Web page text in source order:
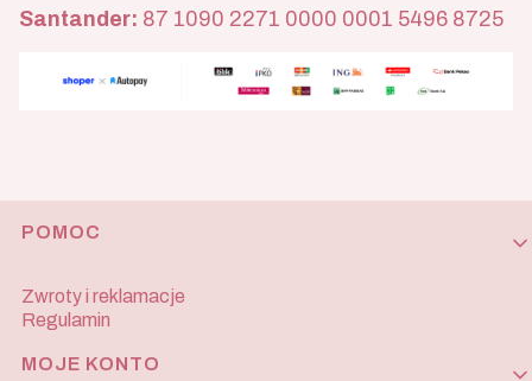
Santander: 87 1090 2271 0000 0001 5496 8725
Linki w stopce
POMOC
Zwroty i reklamacje
Regulamin
MOJE KONTO